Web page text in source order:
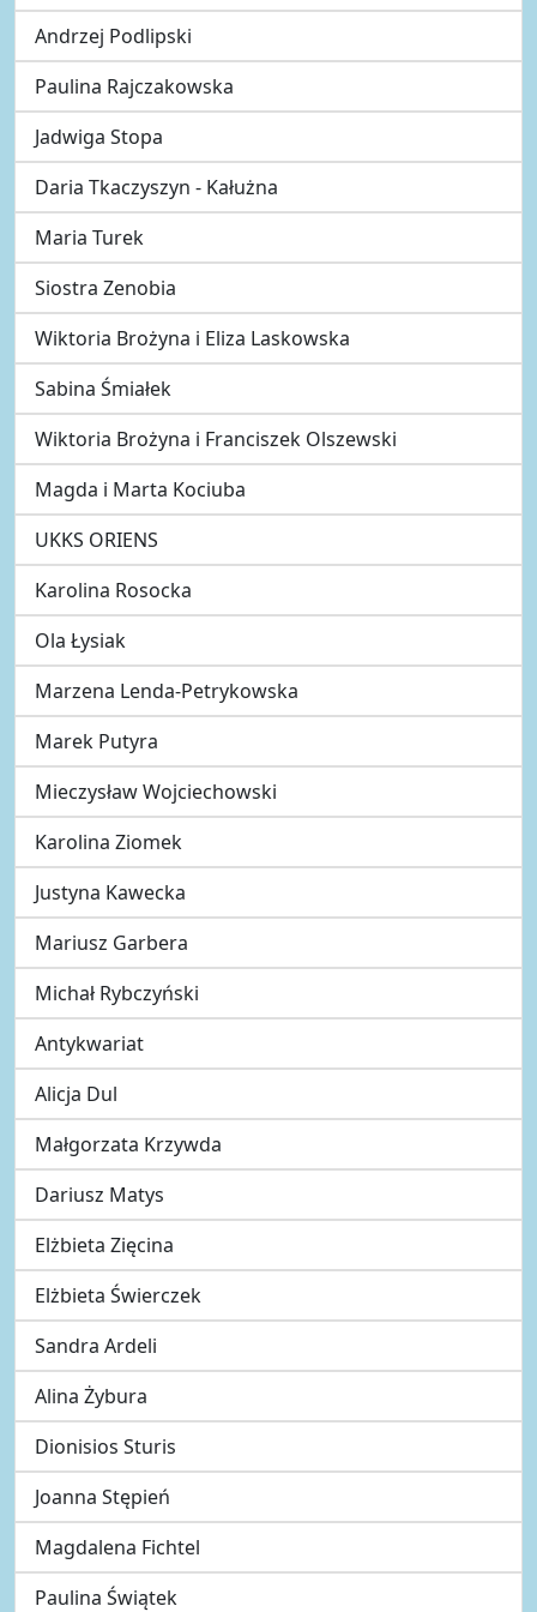
Andrzej Podlipski
Paulina Rajczakowska
Jadwiga Stopa
Daria Tkaczyszyn - Kałużna
Maria Turek
Siostra Zenobia
Wiktoria Brożyna i Eliza Laskowska
Sabina Śmiałek
Wiktoria Brożyna i Franciszek Olszewski
Magda i Marta Kociuba
UKKS ORIENS
Karolina Rosocka
Ola Łysiak
Marzena Lenda-Petrykowska
Marek Putyra
Mieczysław Wojciechowski
Karolina Ziomek
Justyna Kawecka
Mariusz Garbera
Michał Rybczyński
Antykwariat
Alicja Dul
Małgorzata Krzywda
Dariusz Matys
Elżbieta Zięcina
Elżbieta Świerczek
Sandra Ardeli
Alina Żybura
Dionisios Sturis
Joanna Stępień
Magdalena Fichtel
Paulina Świątek